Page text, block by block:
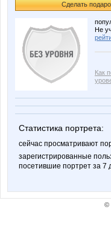
Сделать
Не
Как
Статистика портрета:
сейчас просматривают
зарегистрированные
посетившие портрет за 7
©